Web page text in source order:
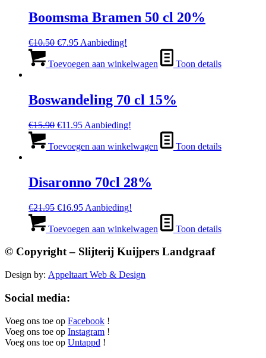
Boomsma Bramen 50 cl 20%
€10.50 Oorspronkelijke
was:
€7.95Huidige
is:
Aanbieding!
Toevoegen aan winkelwagen Toon details
Boswandeling 70 cl 15%
€15.90 Oorspronkelijke
was:
€11.95Huidige
is:
Aanbieding!
Toevoegen aan winkelwagen Toon details
Disaronno 70cl 28%
€21.95 Oorspronkelijke
was:
€16.95Huidige
is:
Aanbieding!
Toevoegen aan winkelwagen Toon details
© Copyright – Slijterij Kuijpers Landgraaf
Design by: Appeltaart Web & Design
Social media:
Voeg ons toe op Facebook !
Voeg ons toe op Instagram !
Voeg ons toe op Untappd !